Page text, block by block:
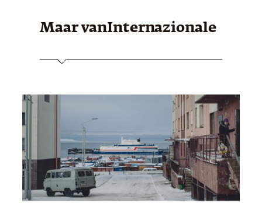
Maar vanInternazionale